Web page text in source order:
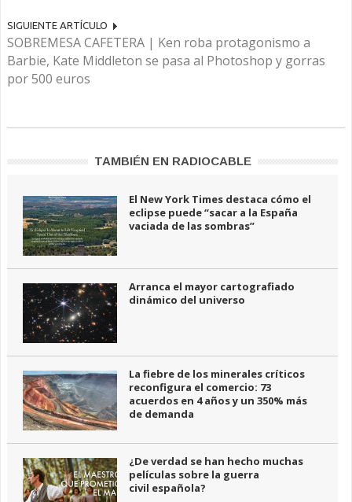
SIGUIENTE ARTÍCULO
SOBREMESA CAFETERA | Ken roba protagonismo a
Barbie, Kate Middleton se pasa al Photoshop y gorras
por 500 euros
TAMBIÉN EN RADIOCABLE
El New York Times destaca cómo el
eclipse puede “sacar a la España
vaciada de las sombras”
Arranca el mayor cartografiado
dinámico del universo
La fiebre de los minerales críticos
reconfigura el comercio: 73
acuerdos en 4 años y un 350% más
de demanda
¿De verdad se han hecho muchas
películas sobre la guerra
civil española?